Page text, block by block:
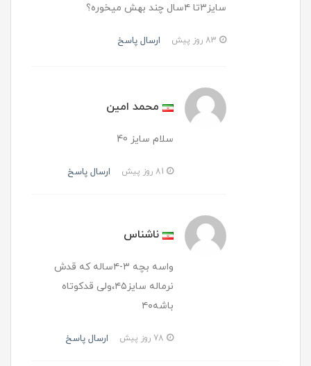
سایز۳تا ۴سال چند بهش میخوره؟
ارسال پاسخ
محمد امین
سلام سایز 40
ارسال پاسخ
ناشناس
واسه بچه ۳-۴ساله که قدش
نرماله سایز۴۵،ولی قدکوتاه
باشه۴۰
ارسال پاسخ